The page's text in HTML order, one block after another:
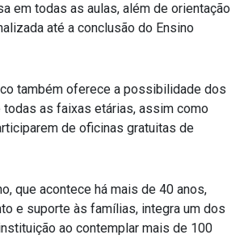
em todas as aulas, além de orientação
até a conclusão do Ensino
também oferece a possibilidade dos
as faixas etárias, assim como
de oficinas gratuitas de
que acontece há mais de 40 anos,
e suporte às famílias, integra um dos
ao contemplar mais de 100